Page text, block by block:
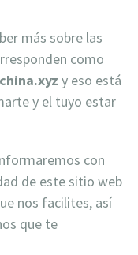
más sobre las
como
y eso está
y el tuyo estar
con
de este sitio web
nos facilites, así
que te